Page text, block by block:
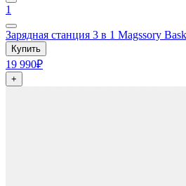
1
Зарядная станция 3 в 1 Magssory
Купить
19 990₽
+